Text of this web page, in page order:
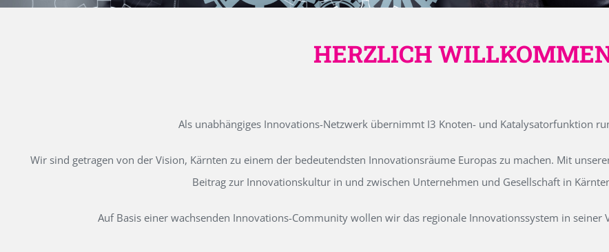
HERZLICH
Als unabhängiges Innovations-Netzwerk übernimmt I3 Knoten- und Katalysatorfunktion
Wir sind getragen von der Vision, Kärnten zu einem der bedeutendsten Innovationsräume Europas zu machen. Mit
Beitrag zur Innovationskultur in und zwischen Unternehmen und Gesellschaft in
Auf Basis einer wachsenden Innovations-Community wollen wir das regionale Innovationssystem in